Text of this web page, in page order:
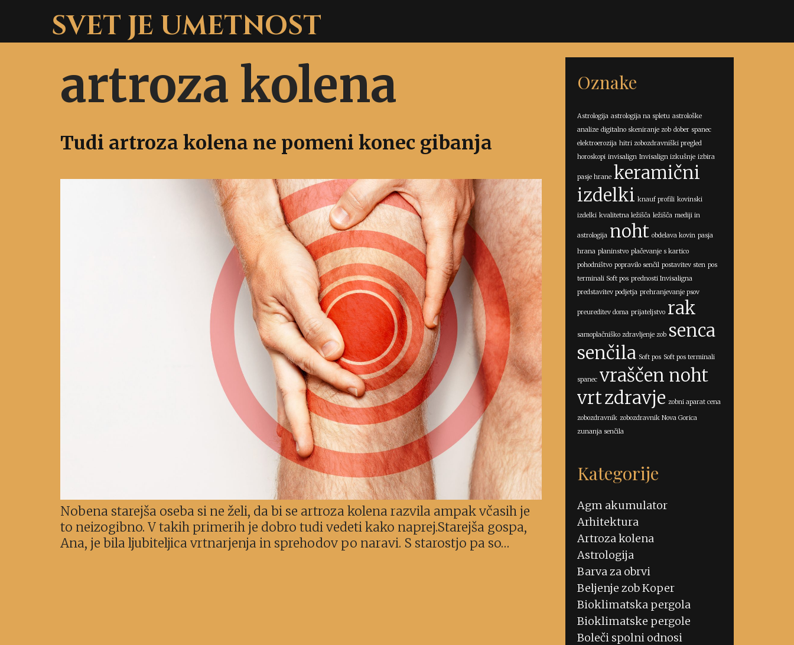
content SVET JE UMETNOST
artroza kolena
Tudi artroza kolena ne pomeni konec gibanja
Nobena starejša oseba si ne želi, da bi se artroza kolena razvila ampak včasih je
to neizogibno. V takih primerih je dobro tudi vedeti kako naprej.Starejša gospa,
Ana, je bila ljubiteljica vrtnarjenja in sprehodov po naravi. S starostjo pa so…
Oznake
Astrologija astrologija na spletu astrološke
analize digitalno skeniranje zob dober spanec
elektroerozija hitri zobozdravniški pregled
horoskopi invisalign Invisalign izkušnje izbira
pasje hrane keramični
izdelki knauf profili kovinski
izdelki kvalitetna ležišča ležišča mediji in
astrologija noht obdelava kovin pasja
hrana planinstvo plačevanje s kartico
pohodništvo popravilo senčil postavitev sten pos
terminali Soft pos prednosti Invisaligna
predstavitev podjetja prehranjevanje psov
preureditev doma prijateljstvo rak
samoplačniško zdravljenje zob senca
senčila Soft pos Soft pos terminali
spanec vraščen noht
vrtzdravje zobni aparat cena
zobozdravnik zobozdravnik Nova Gorica
zunanja senčila
Kategorije
Agm akumulator
Arhitektura
Artroza kolena
Astrologija
Barva za obrvi
Beljenje zob Koper
Bioklimatska pergola
Bioklimatske pergole
Boleči spolni odnosi